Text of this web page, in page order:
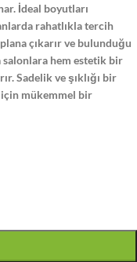
İdeal boyutları
rahatlıkla tercih
çıkarır ve bulunduğu
salonlara hem estetik bir
Sadelik ve şıklığı bir
için mükemmel bir